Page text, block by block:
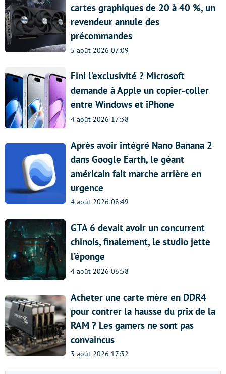
cartes graphiques de 20 à 40 %, un
revendeur annule des
précommandes
5 août 2026 07:09
Fini l’exclusivité ? Microsoft
demande à Apple un copier-coller
entre Windows et iPhone
4 août 2026 17:38
Après avoir intégré Nano Banana 2
dans Google Earth, le géant
américain fait marche arrière en
urgence
4 août 2026 08:49
GTA 6 devait avoir un concurrent
chinois, finalement, le studio jette
l’éponge
4 août 2026 06:58
Acheter une carte mère en DDR4
pour contrer la hausse du prix de la
RAM ? Les gamers ne sont pas
convaincus
3 août 2026 17:32